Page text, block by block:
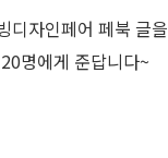
디자인페어 페북 글
20명에게 준답니다~